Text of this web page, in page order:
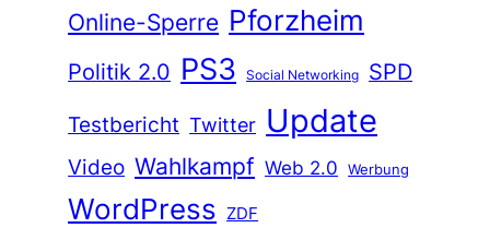
Online-Sperre Pforzheim
Politik 2.0 PS3 Social Networking
SPD
Testbericht Twitter Update
Video Wahlkampf Web 2.0 Werbung
WordPress ZDF